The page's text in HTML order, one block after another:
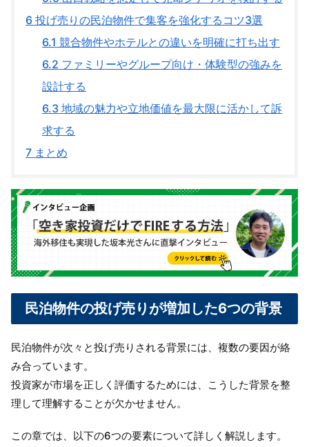
6 投げ売りの民泊物件で集客を強化するコツ3選
6.1 競合物件やホテルとの違いを明確に打ち出す
6.2 ファミリーやグループ向け・体験型の強みを
設計する
6.3 地域の魅力や立地価値を最大限に活かして訴
求する
7 まとめ
民泊物件の投げ売りが増加した6つの背景
民泊物件が次々と投げ売りされる背景には、複数の要因が絡
み合っています。
投資家が市場を正しく評価するためには、こうした背景を整
理して理解することが欠かせません。
この章では、以下の6つの要素について詳しく解説します。